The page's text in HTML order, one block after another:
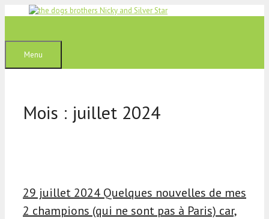
Menu
Mois : juillet 2024
29 juillet 2024 Quelques nouvelles de mes
2 champions (qui ne sont pas à Paris) car,